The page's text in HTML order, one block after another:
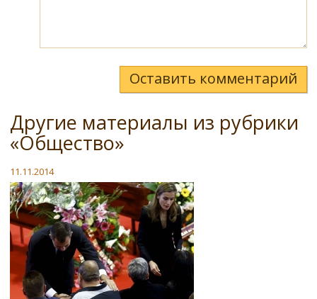
Оставить комментарий
Другие материалы из рубрики
«Общество»
11.11.2014